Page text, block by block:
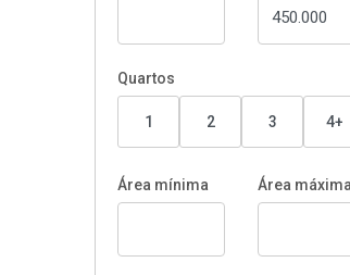
Quartos
1 2 3 4+
Área mínima Área máxima